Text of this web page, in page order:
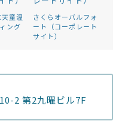
童温
ング
さくらオーバルフォ
ート（コーポレート
サイト）
2 第2九曜ビル7F